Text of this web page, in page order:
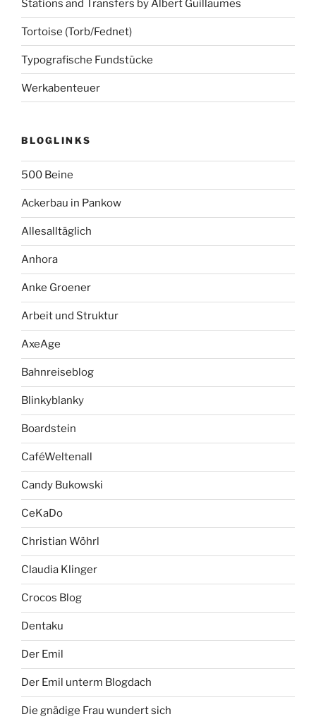
Stations and Transfers by Albert Guillaumes
Tortoise (Torb/Fednet)
Typografische Fundstücke
Werkabenteuer
BLOGLINKS
500 Beine
Ackerbau in Pankow
Allesalltäglich
Anhora
Anke Groener
Arbeit und Struktur
AxeAge
Bahnreiseblog
Blinkyblanky
Boardstein
CaféWeltenall
Candy Bukowski
CeKaDo
Christian Wöhrl
Claudia Klinger
Crocos Blog
Dentaku
Der Emil
Der Emil unterm Blogdach
Die gnädige Frau wundert sich